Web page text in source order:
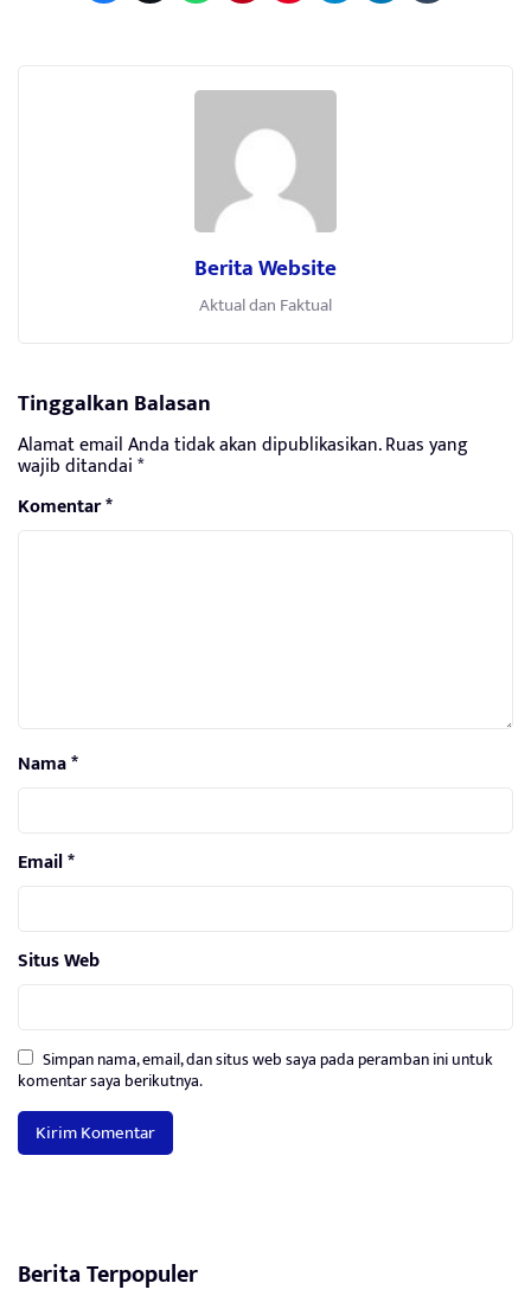
Berita Website
Aktual dan Faktual
Tinggalkan Balasan
Alamat email Anda tidak akan dipublikasikan.Ruas yang
wajib ditandai*
Komentar*
Nama*
Email*
Situs Web
Simpan nama, email, dan situs web saya pada peramban ini untuk
komentar saya berikutnya.
Berita Terpopuler